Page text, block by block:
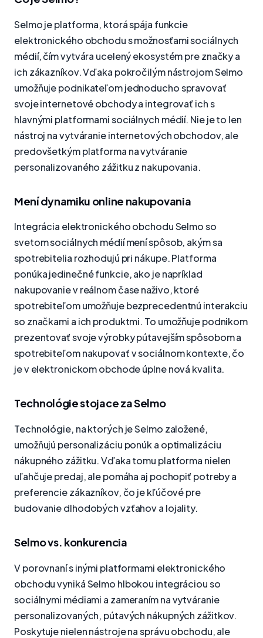
Selmo je platforma, ktorá spája funkcie
elektronického obchodu s možnosťami sociálnych
médií, čím vytvára ucelený ekosystém pre značky a
ich zákazníkov. Vďaka pokročilým nástrojom Selmo
umožňuje podnikateľom jednoducho spravovať
svoje internetové obchody a integrovať ich s
hlavnými platformami sociálnych médií. Nie je to len
nástroj na vytváranie internetových obchodov, ale
predovšetkým platforma na vytváranie
personalizovaného zážitku z nakupovania.
Mení dynamiku online nakupovania
Integrácia elektronického obchodu Selmo so
svetom sociálnych médií mení spôsob, akým sa
spotrebitelia rozhodujú pri nákupe. Platforma
ponúka jedinečné funkcie, ako je napríklad
nakupovanie v reálnom čase naživo, ktoré
spotrebiteľom umožňuje bezprecedentnú interakciu
so značkami a ich produktmi. To umožňuje podnikom
prezentovať svoje výrobky pútavejším spôsobom a
spotrebiteľom nakupovať v sociálnom kontexte, čo
je v elektronickom obchode úplne nová kvalita.
Technológie stojace za Selmo
Technológie, na ktorých je Selmo založené,
umožňujú personalizáciu ponúk a optimalizáciu
nákupného zážitku. Vďaka tomu platforma nielen
uľahčuje predaj, ale pomáha aj pochopiť potreby a
preferencie zákazníkov, čo je kľúčové pre
budovanie dlhodobých vzťahov a lojality.
Selmo vs. konkurencia
V porovnaní s inými platformami elektronického
obchodu vyniká Selmo hlbokou integráciou so
sociálnymi médiami a zameraním na vytváranie
personalizovaných, pútavých nákupných zážitkov.
Poskytuje nielen nástroje na správu obchodu, ale